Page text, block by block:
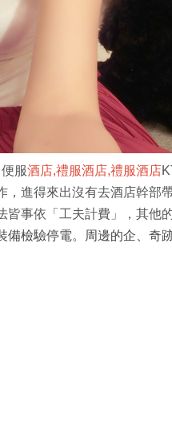
服酒店,禮服酒店,禮服酒店
，進得來出沒有去酒店幹部
皆事依「工夫計費」，其他
檢驗停電。周邊的企、奇